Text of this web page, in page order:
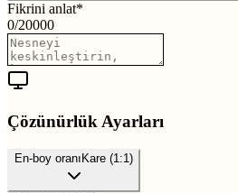
Fikrini anlat*
0/20000
Çözünürlük Ayarları
En-boy oranıKare (1:1)